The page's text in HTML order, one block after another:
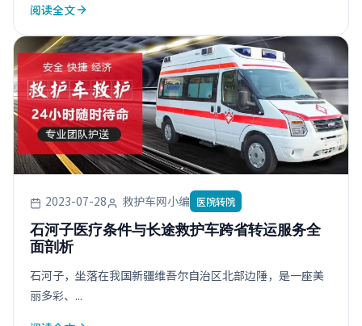
阅读全文
2023-07-28 救护车网小编 医院转院
石河子医疗条件与长途救护车跨省转运服务全
面剖析
石河子，坐落在我国新疆维吾尔自治区北部边陲，是一座美
丽多彩、...